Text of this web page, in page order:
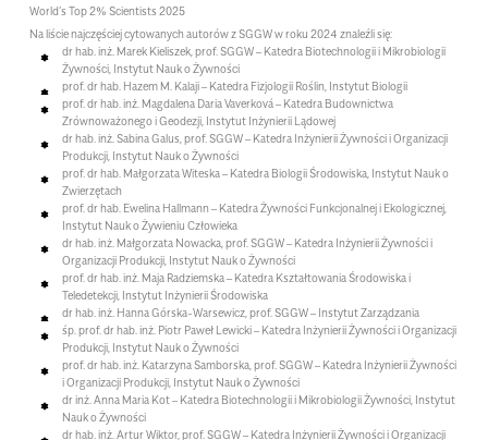
World’s Top 2% Scientists 2025
Na liście najczęściej cytowanych autorów z SGGW w roku 2024 znaleźli się:
dr hab. inż. Marek Kieliszek, prof. SGGW – Katedra Biotechnologii i Mikrobiologii
Żywności, Instytut Nauk o Żywności
prof. dr hab. Hazem M. Kalaji – Katedra Fizjologii Roślin, Instytut Biologii
prof. dr hab. inż. Magdalena Daria Vaverková – Katedra Budownictwa
Zrównoważonego i Geodezji, Instytut Inżynierii Lądowej
dr hab. inż. Sabina Galus, prof. SGGW – Katedra Inżynierii Żywności i Organizacji
Produkcji, Instytut Nauk o Żywności
prof. dr hab. Małgorzata Witeska – Katedra Biologii Środowiska, Instytut Nauk o
Zwierzętach
prof. dr hab. Ewelina Hallmann – Katedra Żywności Funkcjonalnej i Ekologicznej,
Instytut Nauk o Żywieniu Człowieka
dr hab. inż. Małgorzata Nowacka, prof. SGGW – Katedra Inżynierii Żywności i
Organizacji Produkcji, Instytut Nauk o Żywności
prof. dr hab. inż. Maja Radziemska – Katedra Kształtowania Środowiska i
Teledetekcji, Instytut Inżynierii Środowiska
dr hab. inż. Hanna Górska-Warsewicz, prof. SGGW – Instytut Zarządzania
śp. prof. dr hab. inż. Piotr Paweł Lewicki – Katedra Inżynierii Żywności i Organizacji
Produkcji, Instytut Nauk o Żywności
prof. dr hab. inż. Katarzyna Samborska, prof. SGGW – Katedra Inżynierii Żywności
i Organizacji Produkcji, Instytut Nauk o Żywności
dr inż. Anna Maria Kot – Katedra Biotechnologii i Mikrobiologii Żywności, Instytut
Nauk o Żywności
dr hab. inż. Artur Wiktor, prof. SGGW – Katedra Inżynierii Żywności i Organizacji